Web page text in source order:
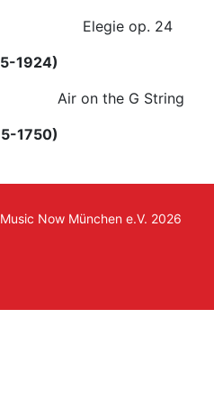
op. 24
1924)
the G String
1750)
Now München e.V. 2026